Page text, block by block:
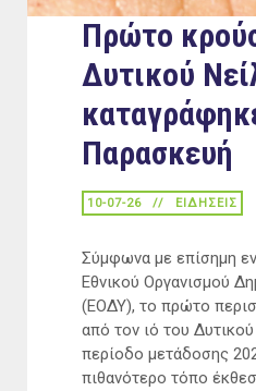
Πρώτο
Δυτικού
Παρασκευή
10-07-26 ΕΙΔΉΣΕΙΣ
Σύμφωνα με επίσημη
Εθνικού Οργανισμού
(ΕΟΔΥ), το πρώτο
από τον ιό του
περίοδο μετάδοσης
πιθανότερο τόπο